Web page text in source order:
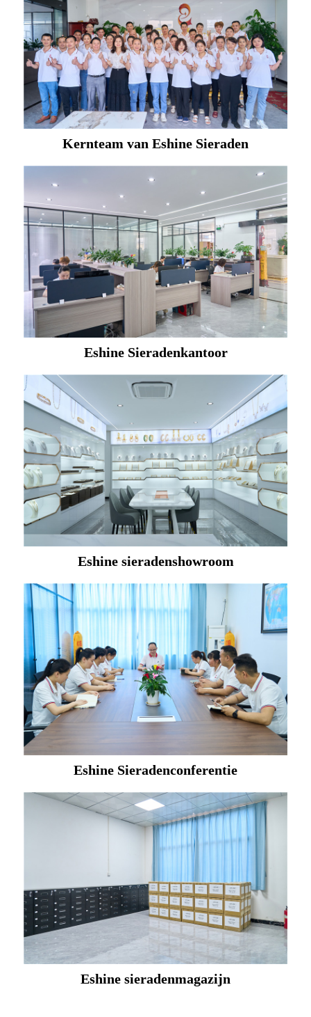
Kernteam van Eshine Sieraden
Eshine Sieradenkantoor
Eshine sieradenshowroom
Eshine Sieradenconferentie
Eshine sieradenmagazijn